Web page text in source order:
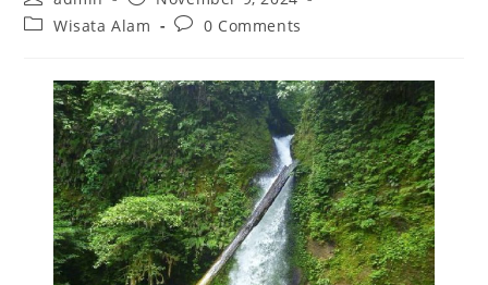
author:
published:
PostWisata Alam
Post0 Comments